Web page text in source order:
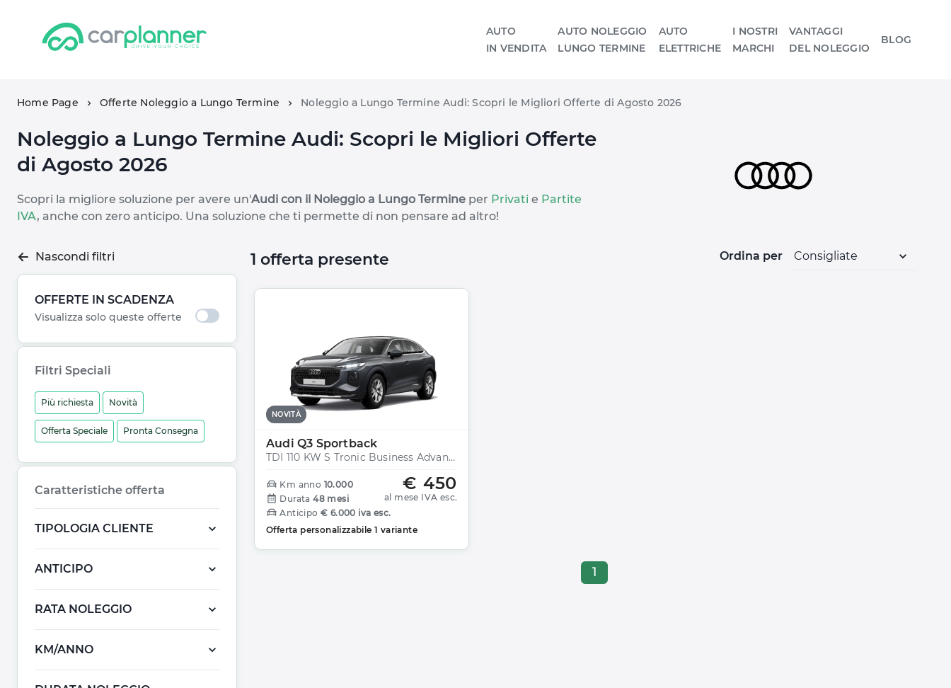
AUTO
IN VENDITA
AUTO NOLEGGIO
LUNGO TERMINE
AUTO
ELETTRICHE
I NOSTRI
MARCHI
VANTAGGI
DEL NOLEGGIO
BLOG
Home Page Offerte Noleggio a Lungo Termine Noleggio a Lungo Termine Audi: Scopri le Migliori Offerte di Agosto 2026
Noleggio a Lungo Termine Audi: Scopri le Migliori Offerte
di Agosto 2026
Scopri la migliore soluzione per avere un'Audi con il Noleggio a Lungo Termine per Privati e Partite
IVA, anche con zero anticipo. Una soluzione che ti permette di non pensare ad altro!
Nascondi filtri 1 offerta presente Ordina per
OFFERTE IN SCADENZA
Visualizza solo queste offerte
Filtri Speciali
Più richiesta Novità
Offerta Speciale Pronta Consegna
Caratteristiche offerta
TIPOLOGIA CLIENTE
ANTICIPO
RATA NOLEGGIO
KM/ANNO
NOVITÀ
Audi Q3 Sportback
TDI 110 KW S Tronic Business Advanced
€ 450
al mese IVA esc.
Km anno 10.000
Durata 48 mesi
Anticipo € 6.000 iva esc.
Offerta personalizzabile 1 variante
1